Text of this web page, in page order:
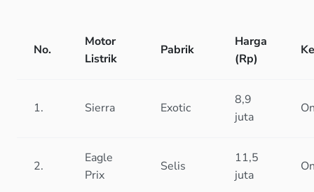
No.
Motor
Listrik
Pabrik
Harga
(Rp)
1. Sierra Exotic
8,9
juta
2.
Eagle
Prix
Selis
11,5
juta